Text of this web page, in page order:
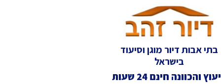
לתוכן
בתי אבות דיור מוגן וסיעוד
בישראל
יעוץ והכוונה חינם 24 שעות